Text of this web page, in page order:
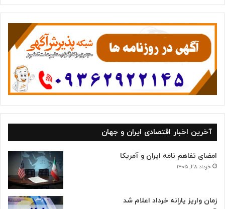
ت
ه‌
ه
آخرین اخبار اقتصادی ایران و جهان
امضای تفاهم نامه ایران و آمریکا
خرداد ۲۸, ۱۴۰۵
زمان واریز یارانه خرداد اعلام شد